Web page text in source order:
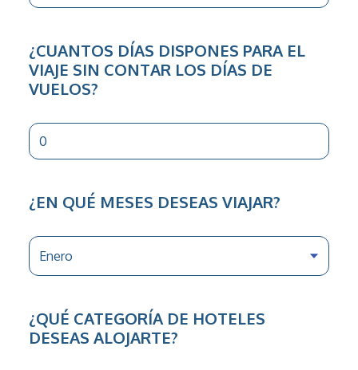
¿CUANTOS DÍAS DISPONES PARA EL
VIAJE SIN CONTAR LOS DÍAS DE
VUELOS?
¿EN QUÉ MESES DESEAS VIAJAR?
¿QUÉ CATEGORÍA DE HOTELES
DESEAS ALOJARTE?